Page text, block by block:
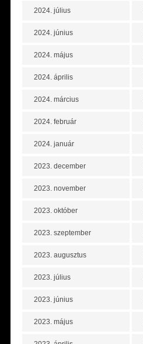
2024. július
2024. június
2024. május
2024. április
2024. március
2024. február
2024. január
2023. december
2023. november
2023. október
2023. szeptember
2023. augusztus
2023. július
2023. június
2023. május